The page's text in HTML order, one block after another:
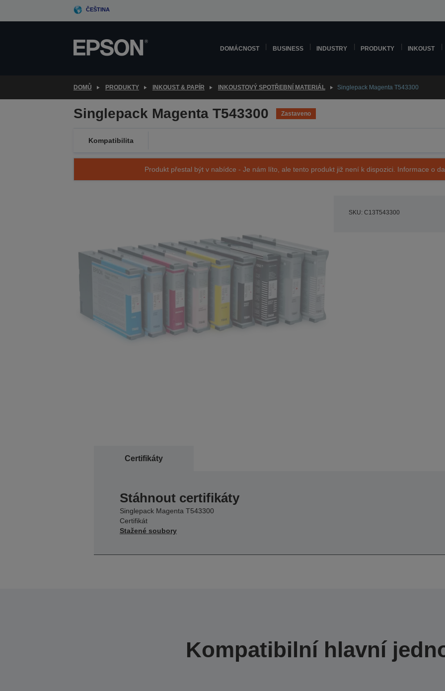
ČEŠTINA
DOMÁCNOST BUSINESS INDUSTRY PRODUKTY INKOUST
DOMŮ PRODUKTY INKOUST & PAPÍR INKOUSTOVÝ SPOTŘEBNÍ MATERIÁL Singlepack Magenta T543300
Singlepack Magenta T543300 Zastaveno
Kompatibilita
Produkt přestal být v nabídce - Je nám líto, ale tento produkt již není k dispozici. Informace o
SKU: C13T543300
Certifikáty
Stáhnout certifikáty
Singlepack Magenta T543300
Certifikát
Stažené soubory
Kompatibilní hlavní